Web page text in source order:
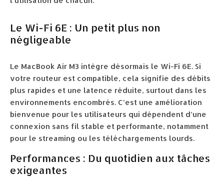
Le Wi-Fi 6E : Un petit plus non
négligeable
Le MacBook Air M3 intègre désormais le Wi-Fi 6E. Si
votre routeur est compatible, cela signifie des débits
plus rapides et une latence réduite, surtout dans les
environnements encombrés. C’est une amélioration
bienvenue pour les utilisateurs qui dépendent d’une
connexion sans fil stable et performante, notamment
pour le streaming ou les téléchargements lourds.
Performances : Du quotidien aux tâches
exigeantes